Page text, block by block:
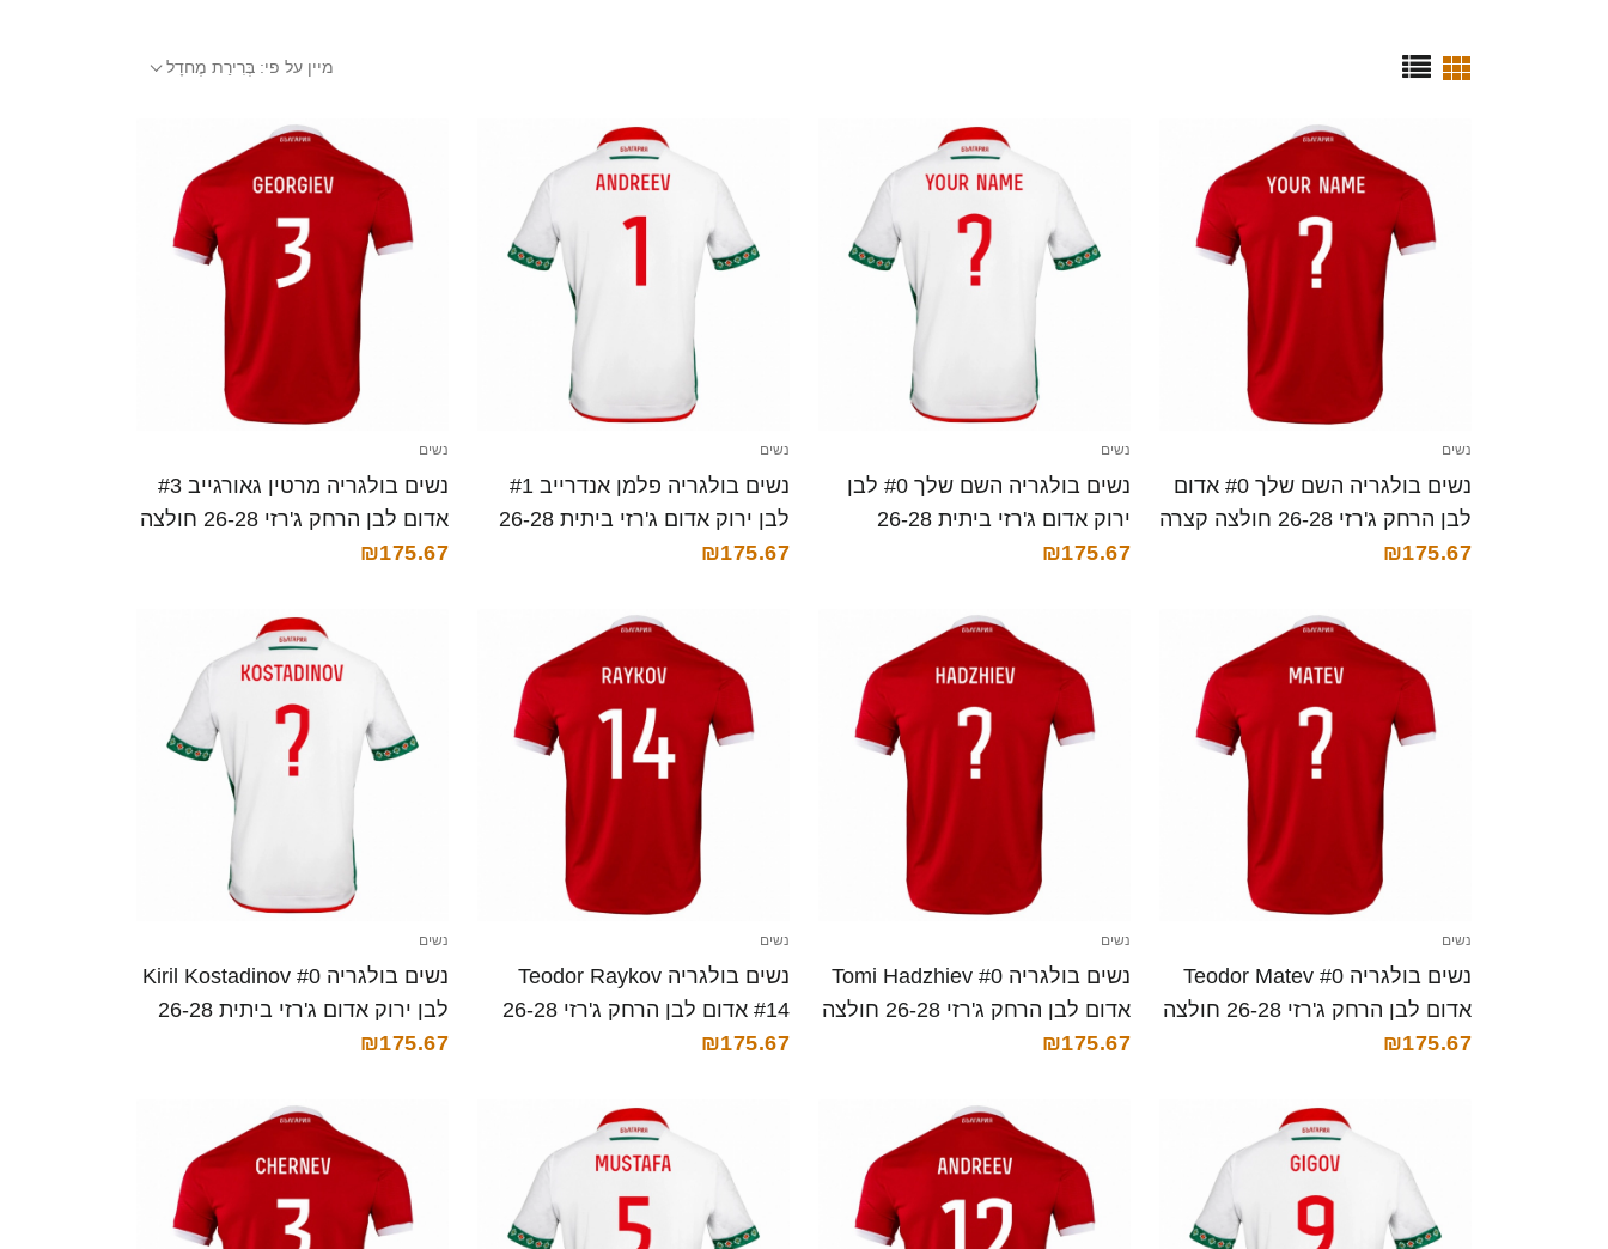
מיין על פי: בְּרִירַת מֶחדָל
נשים
נשים בולגריה השם שלך #0 אדום
לבן הרחק ג'רזי 26-28 חולצה קצרה
₪175.67
נשים
נשים בולגריה השם שלך #0 לבן
ירוק אדום ג'רזי ביתית 26-28
חולצה קצרה
₪175.67
נשים
נשים בולגריה פלמן אנדרייב #1
לבן ירוק אדום ג'רזי ביתית 26-28
חולצה קצרה
₪175.67
נשים
נשים בולגריה מרטין גאורגייב #3
אדום לבן הרחק ג'רזי 26-28 חולצה
קצרה
₪175.67
נשים
נשים בולגריה Teodor Matev #0
אדום לבן הרחק ג'רזי 26-28 חולצה
קצרה
₪175.67
נשים
נשים בולגריה Tomi Hadzhiev #0
אדום לבן הרחק ג'רזי 26-28 חולצה
קצרה
₪175.67
נשים
נשים בולגריה Teodor Raykov
#14 אדום לבן הרחק ג'רזי 26-28
חולצה קצרה
₪175.67
נשים
נשים בולגריה Kiril Kostadinov #0
לבן ירוק אדום ג'רזי ביתית 26-28
חולצה קצרה
₪175.67